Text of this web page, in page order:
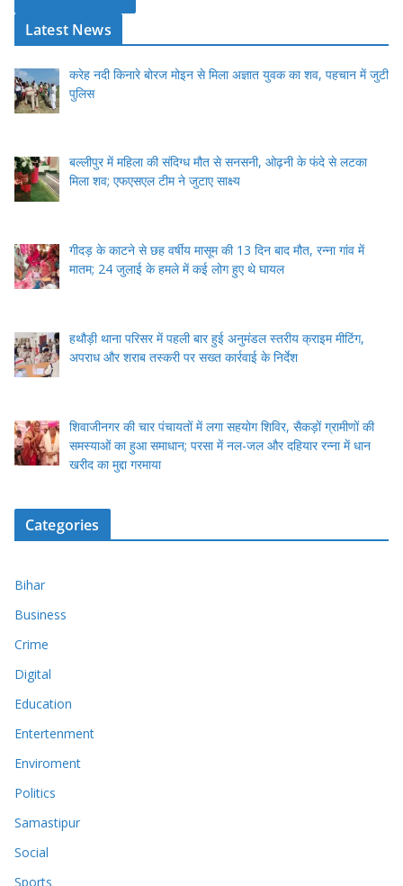
Latest News
करेह नदी किनारे बोरज मोइन से मिला अज्ञात युवक का शव, पहचान में जुटी
पुलिस
बल्लीपुर में महिला की संदिग्ध मौत से सनसनी, ओढ़नी के फंदे से लटका
मिला शव; एफएसएल टीम ने जुटाए साक्ष्य
गीदड़ के काटने से छह वर्षीय मासूम की 13 दिन बाद मौत, रन्ना गांव में
मातम; 24 जुलाई के हमले में कई लोग हुए थे घायल
हथौड़ी थाना परिसर में पहली बार हुई अनुमंडल स्तरीय क्राइम मीटिंग,
अपराध और शराब तस्करी पर सख्त कार्रवाई के निर्देश
शिवाजीनगर की चार पंचायतों में लगा सहयोग शिविर, सैकड़ों ग्रामीणों की
समस्याओं का हुआ समाधान; परसा में नल-जल और दहियार रन्ना में धान
खरीद का मुद्दा गरमाया
Categories
Bihar
Business
Crime
Digital
Education
Entertenment
Enviroment
Politics
Samastipur
Social
Sports